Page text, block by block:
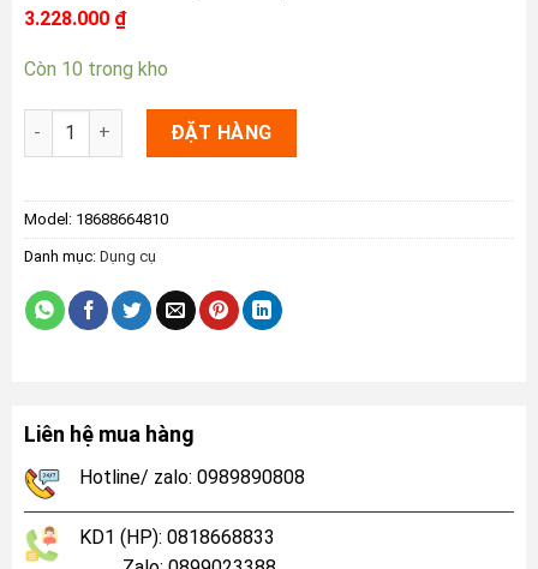
3.228.000 ₫
Còn 10 trong kho
Bút Đo pH/Nhiệt độ Với Độ Phân Giải 0.01 HI98128 (đã bao
ĐẶT HÀNG
Model: 18688664810
Danh mục: Dụng cụ
Liên hệ mua hàng
Hotline/ zalo: 0989890808
KD1 (HP): 0818668833